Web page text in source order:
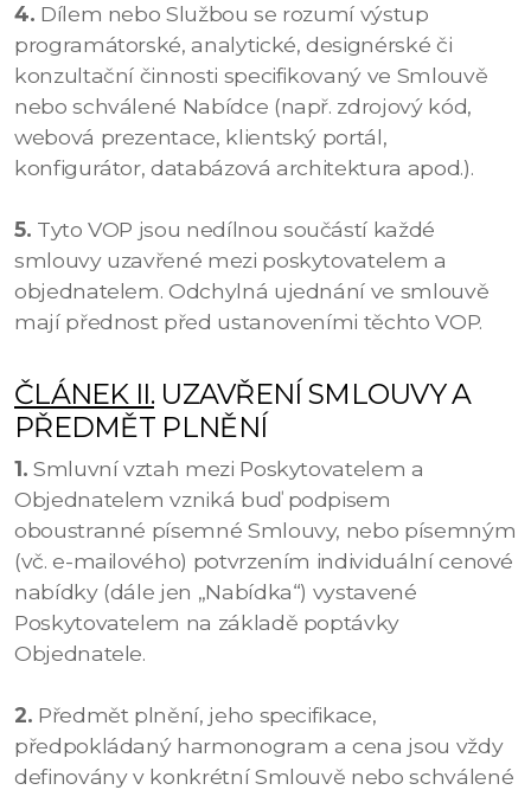
4. Dílem nebo Službou se rozumí výstup
programátorské, analytické, designérské či
konzultační činnosti specifikovaný ve Smlouvě
nebo schválené Nabídce (např. zdrojový kód,
webová prezentace, klientský portál,
konfigurátor, databázová architektura apod.).
5. Tyto VOP jsou nedílnou součástí každé
smlouvy uzavřené mezi poskytovatelem a
objednatelem. Odchylná ujednání ve smlouvě
mají přednost před ustanoveními těchto VOP.
ČLÁNEK II.UZAVŘENÍ SMLOUVY A
PŘEDMĚT PLNĚNÍ
1. Smluvní vztah mezi Poskytovatelem a
Objednatelem vzniká buď podpisem
oboustranné písemné Smlouvy, nebo písemným
(vč. e-mailového) potvrzením individuální cenové
nabídky (dále jen „Nabídka“) vystavené
Poskytovatelem na základě poptávky
Objednatele.
2. Předmět plnění, jeho specifikace,
předpokládaný harmonogram a cena jsou vždy
definovány v konkrétní Smlouvě nebo schválené